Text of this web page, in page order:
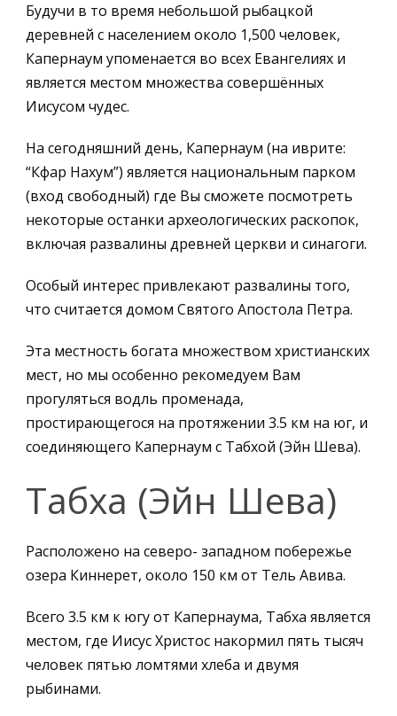
Будучи в то время небольшой рыбацкой
деревней с населением около 1,500 человек,
Капернаум упоменается во всех Евангелиях и
является местом множества совершённых
Иисусом чудес.
На сегодняшний день, Капернаум (на иврите:
“Кфар Нахум”) является национальным парком
(вход свободный) где Вы сможете посмотреть
некоторые останки археологических раскопок,
включая развалины древней церкви и синагоги.
Особый интерес привлекают развалины того,
что считается домом Святого Апостола Петра.
Эта местность богата множеством христианских
мест, но мы особенно рекомедуем Вам
прогуляться водль променада,
простирающегося на протяжении 3.5 км на юг, и
соединяющего Капернаум с Табхой (Эйн Шева).
Табха (Эйн Шева)
Расположено на северо- западном побережье
озера Киннерет, около 150 км от Тель Авива.
Всего 3.5 км к югу от Капернаума, Табха является
местом, где Иисус Христос накормил пять тысяч
человек пятью ломтями хлеба и двумя
рыбинами.